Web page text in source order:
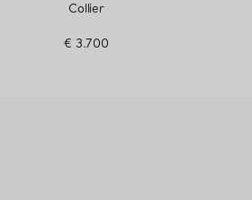
Collier
€ 3.700